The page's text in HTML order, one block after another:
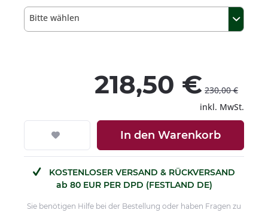
Bitte wählen
218,50 € 230,00 €
inkl. MwSt.
In den Warenkorb
KOSTENLOSER VERSAND & RÜCKVERSAND
ab 80 EUR PER DPD (FESTLAND DE)
Sie benötigen Hilfe bei der Bestellung oder haben Fragen zu